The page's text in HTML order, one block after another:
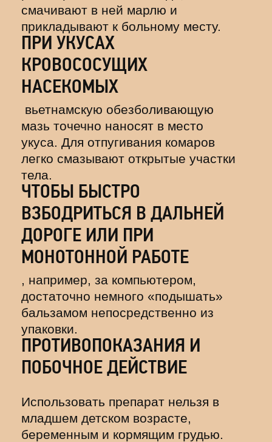
смачивают в ней марлю и
прикладывают к больному месту.
ПРИ УКУСАХ
КРОВОСОСУЩИХ
НАСЕКОМЫХ
вьетнамскую обезболивающую
мазь точечно наносят в место
укуса. Для отпугивания комаров
легко смазывают открытые участки
тела.
ЧТОБЫ БЫСТРО
ВЗБОДРИТЬСЯ В ДАЛЬНЕЙ
ДОРОГЕ ИЛИ ПРИ
МОНОТОННОЙ РАБОТЕ
, например, за компьютером,
достаточно немного «подышать»
бальзамом непосредственно из
упаковки.
ПРОТИВОПОКАЗАНИЯ И
ПОБОЧНОЕ ДЕЙСТВИЕ
Использовать препарат нельзя в
младшем детском возрасте,
беременным и кормящим грудью.